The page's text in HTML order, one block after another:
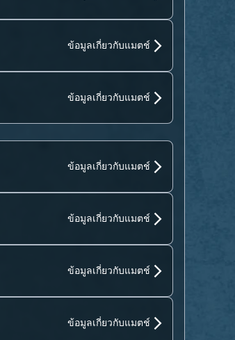
ข้อมูลเกี่ยวกับแมตช์
ข้อมูลเกี่ยวกับแมตช์
ข้อมูลเกี่ยวกับแมตช์
ข้อมูลเกี่ยวกับแมตช์
ข้อมูลเกี่ยวกับแมตช์
ข้อมูลเกี่ยวกับแมตช์